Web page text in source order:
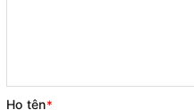
Họ tên*